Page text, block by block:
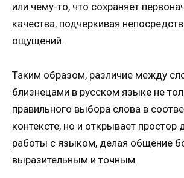
или чему-то, что сохраняет
качества, подчеркивая
ощущений.
Таким образом, различие между
близнецами в русском языке не
правильного выбора слова в
контексте, но и открывает простор
работы с языком, делая общение
выразительным и точным.